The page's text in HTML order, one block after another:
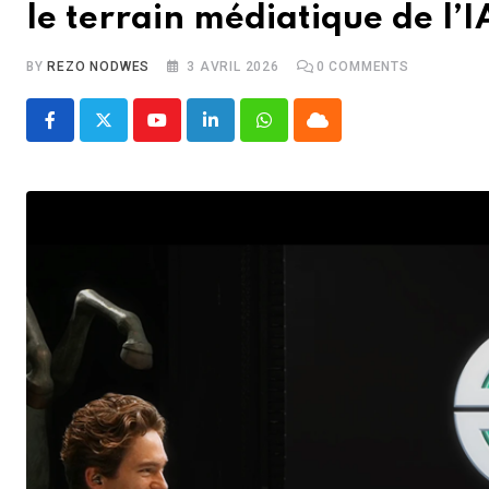
le terrain médiatique de
BY REZO NODWES 3 AVRIL 2026 0 COMMENTS
YoutubeLinkedInWhatsappCloud